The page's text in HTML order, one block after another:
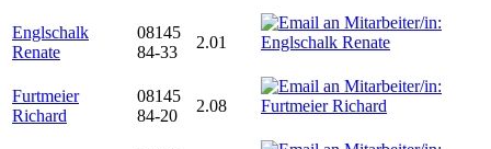
Englschalk
Renate
08145
84-33
2.01
Furtmeier
Richard
08145
84-20
2.08